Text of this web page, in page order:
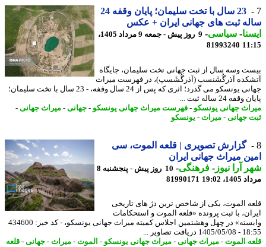
23 سال با تخت سلیمان؛ پایان وقفه 24
ثبت های جهانی ایران + عکس
-سیاسی-
9 روز پیش - جمعه 9 مرداد 1405،
81993240
وسه سال از ثبت جهانی تخت سلیمان، جایگاه
آذرگُشَنسب (آذرگُشَسپ)، در فهرست میراث
جهانی یونسکو می گذرد؛ اثری که پس از 24 سال وقفه، - 23 سال با تخت سلیمان؛
24 ساله ثبت ...
جهانی یونسکو-فهرست میراث جهانی یونسکو-جهانی-میراث جهانی-
جهانی-میراث- یونسکو
گزارش تصویری | قلعه الموت، سی
میراث جهانی ایران
آرا نیوز-فرهنگی-
10 روز پیش - پنجشنبه 8
19:02
81990171
الموت، یکی از شاخص ترین دژ های تاریخی
با ثبت پرونده «قلعه الموت و استحکامات
وابسته» در چهل وهشتمین اجلاس کمیته میراث جهانی یونسکو، - کد خبر: 434600
تصاویر ...
الموت-میراث جهانی-میراث جهانی یونسکو-الموت-میراث- جهانی-قلعه